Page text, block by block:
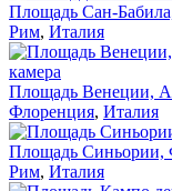
Площадь Сан-
Рим, Италия
Площадь Венеции,
Флоренция, Италия
Площадь Синьории,
Рим, Италия